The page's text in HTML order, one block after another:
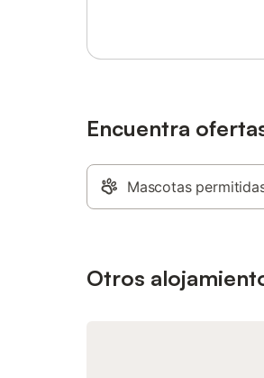
música. Podéis aparcar en la
Encuentra
Mascotas
Otros